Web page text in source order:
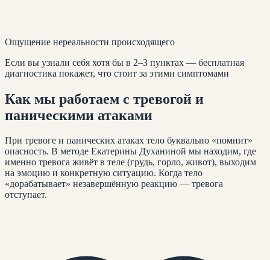
Ощущение нереальности происходящего
Если вы узнали себя хотя бы в 2–3 пунктах — бесплатная
диагностика покажет, что стоит за этими симптомами
Как мы работаем с тревогой и
паническими атаками
При тревоге и панических атаках тело буквально «помнит»
опасность. В методе Екатерины Духаниной мы находим, где
именно тревога живёт в теле (грудь, горло, живот), выходим
на эмоцию и конкретную ситуацию. Когда тело
«дорабатывает» незавершённую реакцию — тревога
отступает.